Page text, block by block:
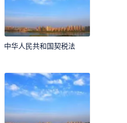
中华人民共和国契税法